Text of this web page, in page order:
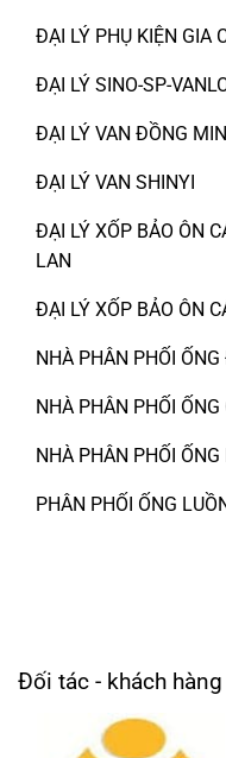
ĐẠI LÝ PHỤ KIỆN GIA
ĐẠI LÝ SINO-SP-
ĐẠI LÝ VAN ĐỒNG
ĐẠI LÝ VAN SHINYI
ĐẠI LÝ XỐP BẢO ÔN
LAN
ĐẠI LÝ XỐP BẢO ÔN
NHÀ PHÂN PHỐI
NHÀ PHÂN PHỐI
NHÀ PHÂN PHỐI
PHÂN PHỐI ỐNG
Đối tác - khách hàng